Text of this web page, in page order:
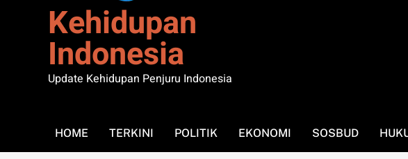
Kehidupan
Indonesia
Update Kehidupan Penjuru Indonesia
HOME TERKINI POLITIK EKONOMI SOSBUD